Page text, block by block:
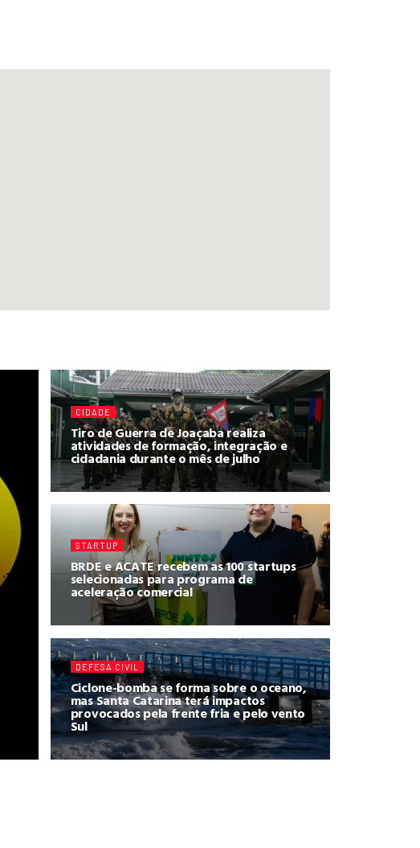
CIDADE
Tiro de Guerra de Joaçaba realiza
atividades de formação, integração e
cidadania durante o mês de julho
STARTUP
BRDE e ACATE recebem as 100 startups
selecionadas para programa de
aceleração comercial
DEFESA CIVIL
Ciclone-bomba se forma sobre o oceano,
mas Santa Catarina terá impactos
provocados pela frente fria e pelo vento
Sul